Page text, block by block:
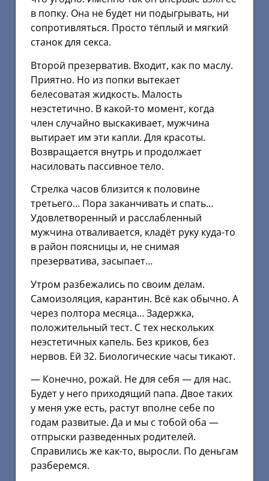
в попку. Она не будет ни подыгрывать, ни
сопротивляться. Просто тёплый и мягкий
станок для секса.
Второй презерватив. Входит, как по маслу.
Приятно. Но из попки вытекает
белесоватая жидкость. Малость
неэстетично. В какой-то момент, когда
член случайно выскакивает, мужчина
вытирает им эти капли. Для красоты.
Возвращается внутрь и продолжает
насиловать пассивное тело.
Стрелка часов близится к половине
третьего… Пора заканчивать и спать…
Удовлетворенный и расслабленный
мужчина отваливается, кладёт руку куда-то
в район поясницы и, не снимая
презерватива, засыпает…
Утром разбежались по своим делам.
Самоизоляция, карантин. Всё как обычно. А
через полтора месяца… Задержка,
положительный тест. С тех нескольких
неэстетичных капель. Без криков, без
нервов. Ей 32. Биологические часы тикают.
— Конечно, рожай. Не для себя — для нас.
Будет у него приходящий папа. Двое таких
у меня уже есть, растут вполне себе по
годам развитые. Да и мы с тобой оба —
отпрыски разведенных родителей.
Справились же как-то, выросли. По деньгам
разберемся.